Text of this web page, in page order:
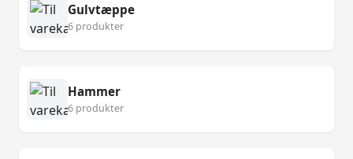
Gulvtæppe
6 produkter
Hammer
6 produkter